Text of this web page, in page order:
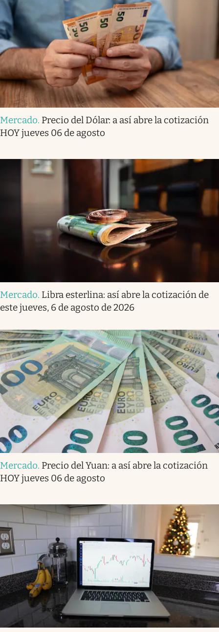
Mercado. Precio del Dólar: a así abre la cotización
HOY jueves 06 de agosto
Mercado. Libra esterlina: así abre la cotización de
este jueves, 6 de agosto de 2026
Mercado. Precio del Yuan: a así abre la cotización
HOY jueves 06 de agosto